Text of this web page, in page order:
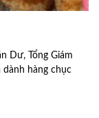
Dư, Tổng Giám
hàng chục